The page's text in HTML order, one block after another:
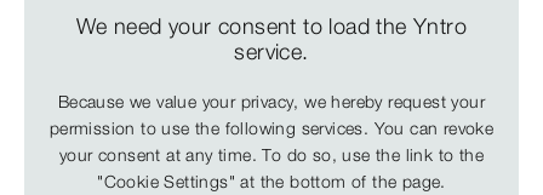
We need your consent to load the Yntro
service.
Because we value your privacy, we hereby request your
permission to use the following services. You can revoke
your consent at any time. To do so, use the link to the
"Cookie Settings" at the bottom of the page.